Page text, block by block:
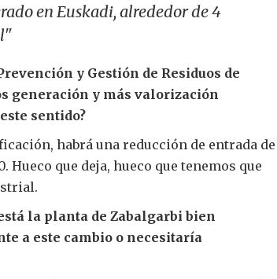
en Euskadi, alrededor de 4
y Gestión de Residuos de
generación y más valorización
sentido?
habrá una reducción de entrada de
Hueco que deja, hueco que tenemos que
la planta de Zabalgarbi bien
a este cambio o necesitaría